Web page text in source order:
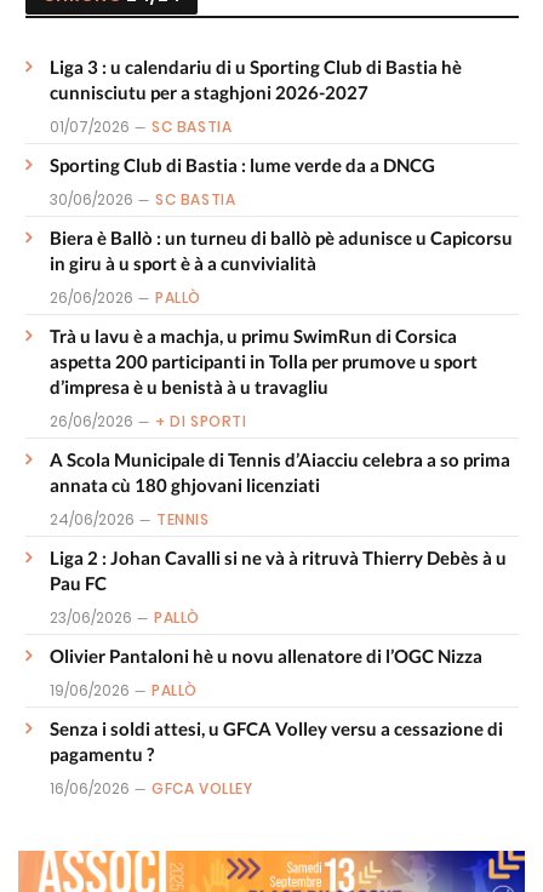
Liga 3 : u calendariu di u Sporting Club di Bastia hè
cunnisciutu per a staghjoni 2026-2027
01/07/2026 SC BASTIA
Sporting Club di Bastia : lume verde da a DNCG
30/06/2026 SC BASTIA
Biera è Ballò : un turneu di ballò pè adunisce u Capicorsu
in giru à u sport è à a cunvivialità
26/06/2026 PALLÒ
Trà u lavu è a machja, u primu SwimRun di Corsica
aspetta 200 participanti in Tolla per prumove u sport
d’impresa è u benistà à u travagliu
26/06/2026 + DI SPORTI
A Scola Municipale di Tennis d’Aiacciu celebra a so prima
annata cù 180 ghjovani licenziati
24/06/2026 TENNIS
Liga 2 : Johan Cavalli si ne và à ritruvà Thierry Debès à u
Pau FC
23/06/2026 PALLÒ
Olivier Pantaloni hè u novu allenatore di l’OGC Nizza
19/06/2026 PALLÒ
Senza i soldi attesi, u GFCA Volley versu a cessazione di
pagamentu ?
16/06/2026 GFCA VOLLEY